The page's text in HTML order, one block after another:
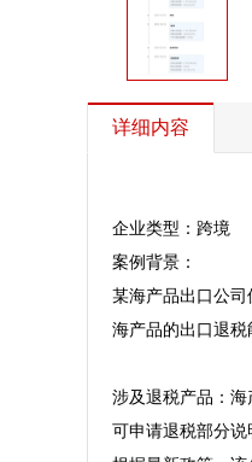
详细内容
企业类型：跨境
案例背景：
某海产品出口公
海产品的出口退税
涉及退税产品：
可申请退税部分说